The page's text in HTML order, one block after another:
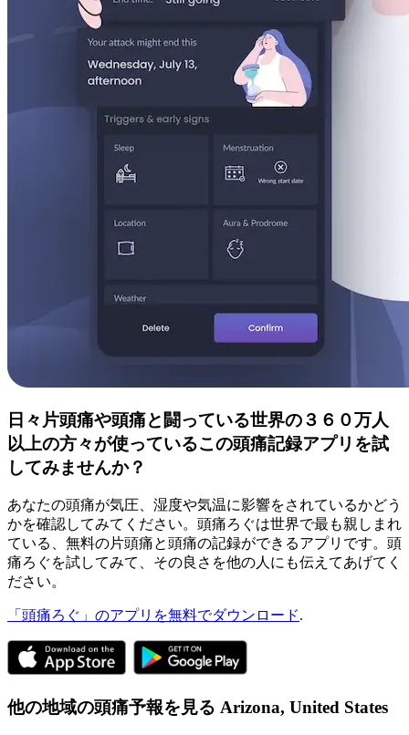
日々片頭痛や頭痛と闘っている世界の３６０万人
以上の方々が使っているこの頭痛記録アプリを試
してみませんか？
あなたの頭痛が気圧、湿度や気温に影響をされているかどう
かを確認してみてください。頭痛ろぐは世界で最も親しまれ
ている、無料の片頭痛と頭痛の記録ができるアプリです。頭
痛ろぐを試してみて、その良さを他の人にも伝えてあげてく
ださい。
「頭痛ろぐ」のアプリを無料でダウンロード.
他の地域の頭痛予報を見る Arizona, United States